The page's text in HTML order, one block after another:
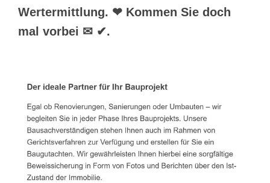
Wertermittlung. ❤ Kommen Sie doch
mal vorbei ✉ ✔.